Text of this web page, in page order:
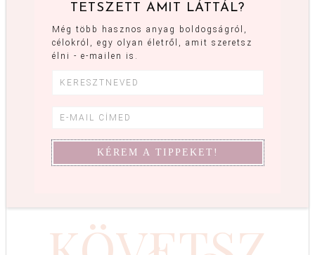
TETSZETT AMIT LÁTTÁL?
Még több hasznos anyag boldogságról,
célokról, egy olyan életről, amit szeretsz
élni - e-mailen is.